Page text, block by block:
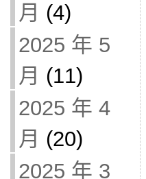
月 (4)
2025 年 5
月 (11)
2025 年 4
月 (20)
2025 年 3